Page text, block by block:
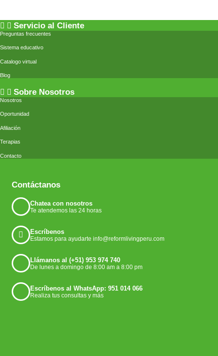
Servicio al Cliente
Preguntas frecuentes
Sistema educativo
Catalogo virtual
Blog
Sobre Nosotros
Nosotros
Oportunidad
Afiliación
Terapias
Contacto
Contáctanos
Chatea con nosotros
Te atendemos las 24 horas
Escríbenos
Estamos para ayudarte info@reformlivingperu.com
Llámanos al (+51) 953 974 740
De lunes a domingo de 8:00 am a 8:00 pm
Escríbenos al WhatsApp: 951 014 066
Realiza tus consultas y más